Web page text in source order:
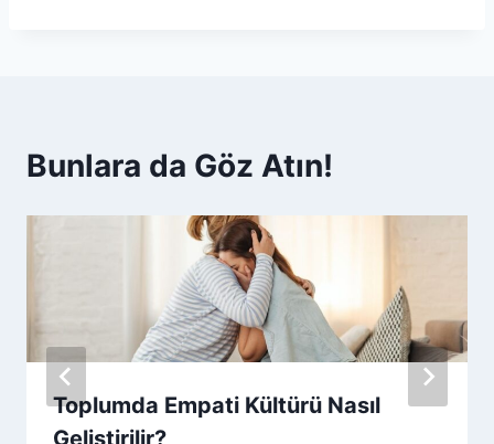
Bunlara da Göz Atın!
Toplumda Empati Kültürü Nasıl
Geliştirilir?